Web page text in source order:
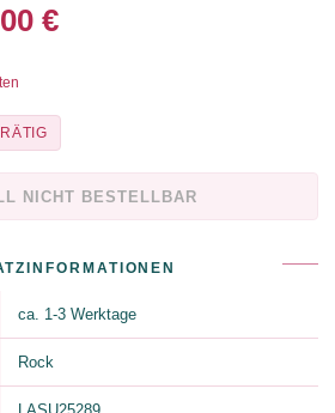
€
NICHT BESTELLBAR
ca. 1-3 Werktage
Rock